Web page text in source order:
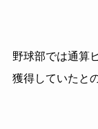
野球部では通算
獲得していたと